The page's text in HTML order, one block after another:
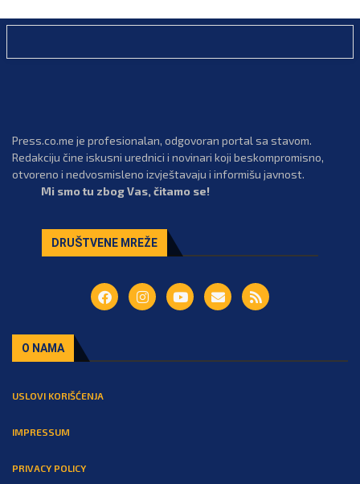
Press.co.me je profesionalan, odgovoran portal sa stavom.
Redakciju čine iskusni urednici i novinari koji beskompromisno,
otvoreno i nedvosmisleno izvještavaju i informišu javnost.
Mi smo tu zbog Vas, čitamo se!
DRUŠTVENE MREŽE
O NAMA
USLOVI KORIŠĆENJA
IMPRESSUM
PRIVACY POLICY